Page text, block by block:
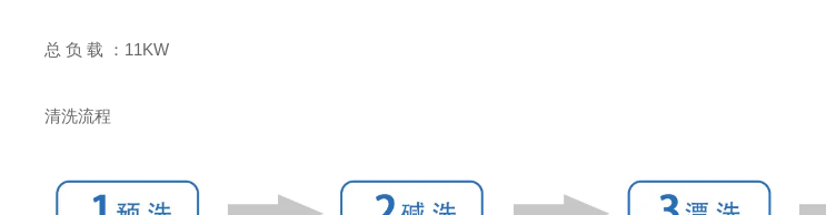
总 负 载 ： 11KW
清洗流程